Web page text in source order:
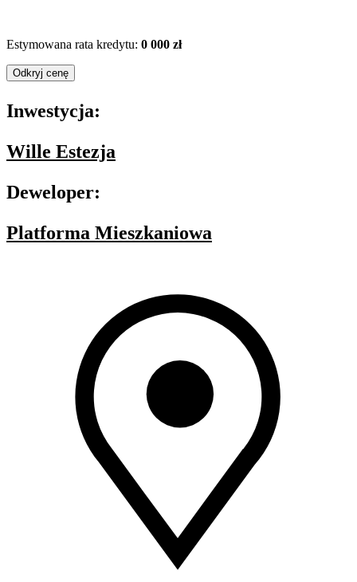
Estymowana rata kredytu: 0 000 zł
Odkryj cenę
Inwestycja:
Wille Estezja
Deweloper:
Platforma Mieszkaniowa